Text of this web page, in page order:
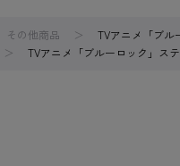
その他商品
TVアニメ「ブル
TVアニメ「ブルーロック」ス